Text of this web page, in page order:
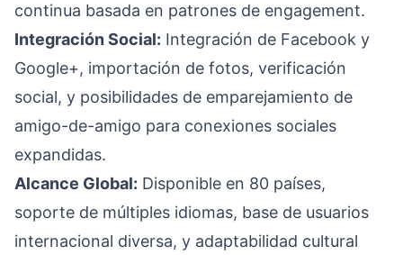
continua basada en patrones de engagement.
Integración Social: Integración de Facebook y
Google+, importación de fotos, verificación
social, y posibilidades de emparejamiento de
amigo-de-amigo para conexiones sociales
expandidas.
Alcance Global: Disponible en 80 países,
soporte de múltiples idiomas, base de usuarios
internacional diversa, y adaptabilidad cultural